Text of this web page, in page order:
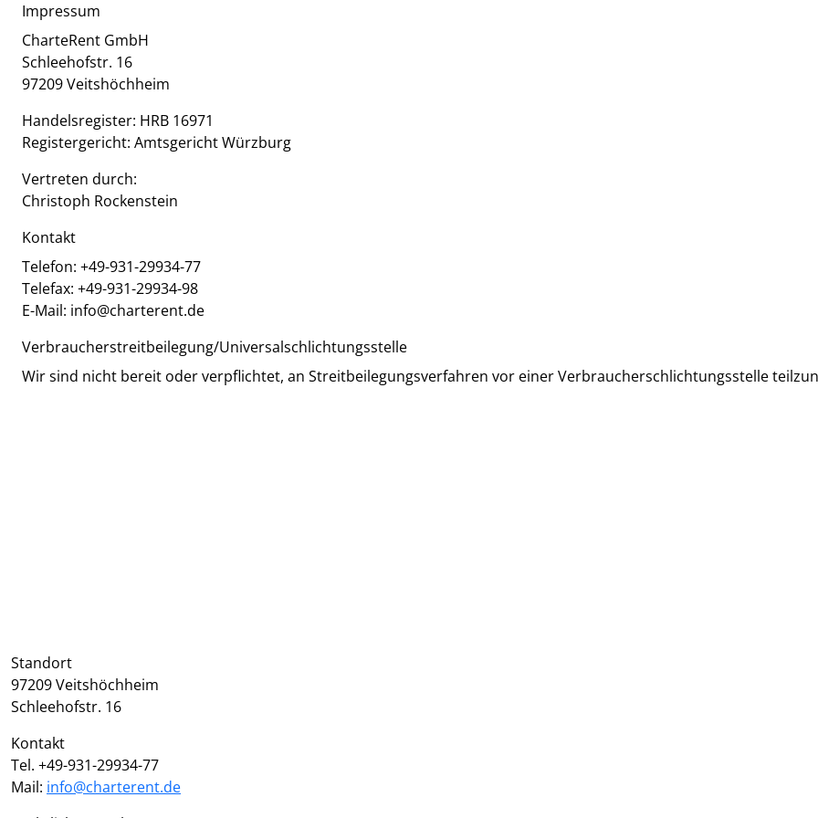
Impressum
CharteRent GmbH
Schleehofstr. 16
97209 Veitshöchheim
Handelsregister: HRB 16971
Registergericht: Amtsgericht Würzburg
Vertreten durch:
Christoph Rockenstein
Kontakt
Telefon: +49-931-29934-77
Telefax: +49-931-29934-98
E-Mail: info@charterent.de
Verbraucher­streit­beilegung/Universal­schlichtungs­stelle
Wir sind nicht bereit oder verpflichtet, an Streitbeilegungsverfahren vor einer Verbraucherschlichtungsstelle
Standort
97209 Veitshöchheim
Schleehofstr. 16
Kontakt
Tel. +49-931-29934-77
Mail: info@charterent.de